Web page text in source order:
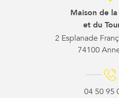
Maison de
et du
2 Esplanade
74100
04 50 95